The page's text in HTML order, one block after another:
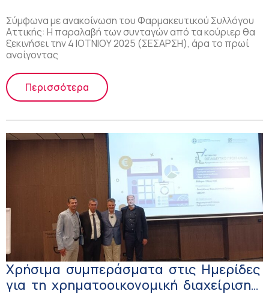
Σύμφωνα με ανακοίνωση του Φαρμακευτικού Συλλόγου
Αττικής: H παραλαβή των συνταγών από τα κούριερ θα
ξεκινήσει την 4 ΙΟΤΝΙΟΥ 2025 (ΣΕΣΑΡΣΗ), άρα το πρωί
ανοίγοντας
Περισσότερα
Χρήσιμα συμπεράσματα στις Hμερίδες
για τη χρηματοοικονομική διαχείριση